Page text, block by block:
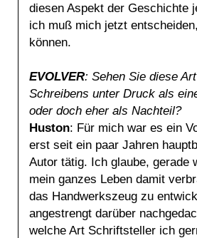
diesen Aspekt der Geschichte
ich muß mich jetzt
können.
EVOLVER: Sehen Sie diese
Schreibens unter Druck als
oder doch eher als Nachteil?
Huston: Für mich war es ein
erst seit ein paar Jahren
Autor tätig. Ich glaube, gerade
mein ganzes Leben damit
das Handwerkszeug zu
angestrengt darüber
welche Art Schriftsteller ich